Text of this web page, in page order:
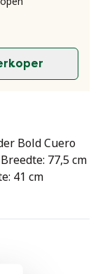
Bold Cuero
77,5 cm
41 cm